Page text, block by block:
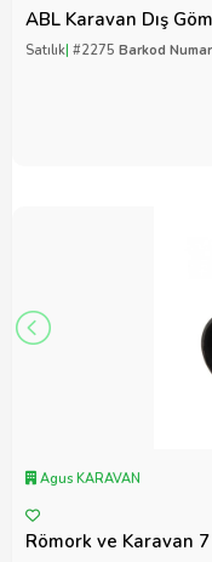
ABL Karavan Dış
Satılık| #2275 Barkod
Agus KARAVAN
Römork ve Karavan